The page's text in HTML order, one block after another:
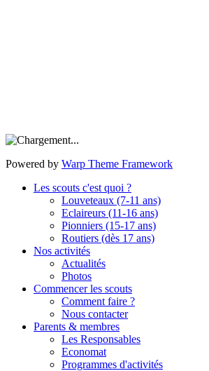
Powered by Warp Theme Framework
Les scouts c'est quoi ?
Louveteaux (7-11 ans)
Eclaireurs (11-16 ans)
Pionniers (15-17 ans)
Routiers (dès 17 ans)
Nos activités
Actualités
Photos
Commencer les scouts
Comment faire ?
Nous contacter
Parents & membres
Les Responsables
Economat
Programmes d'activités